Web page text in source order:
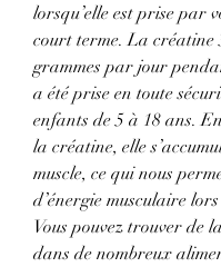
lorsqu’elle est prise par
court terme. La créatine
grammes par jour
a été prise en toute
enfants de 5 à 18 ans.
la créatine, elle
muscle, ce qui nous
d’énergie musculaire
Vous pouvez trouver de
dans de nombreux